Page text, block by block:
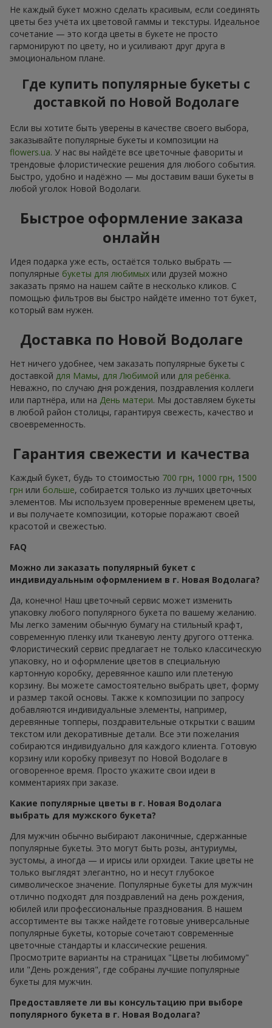
Не каждый букет можно сделать красивым, если соединять
цветы без учёта их цветовой гаммы и текстуры. Идеальное
сочетание — это когда цветы в букете не просто
гармонируют по цвету, но и усиливают друг друга в
эмоциональном плане.
Где купить популярные букеты с
доставкой по Новой Водолаге
Если вы хотите быть уверены в качестве своего выбора,
заказывайте популярные букеты и композиции на
flowers.ua. У нас вы найдёте все цветочные фавориты и
трендовые флористические решения для любого события.
Быстро, удобно и надёжно — мы доставим ваши букеты в
любой уголок Новой Водолаги.
Быстрое оформление заказа
онлайн
Идея подарка уже есть, остаётся только выбрать —
популярные букеты для любимых или друзей можно
заказать прямо на нашем сайте в несколько кликов. С
помощью фильтров вы быстро найдёте именно тот букет,
который вам нужен.
Доставка по Новой Водолаге
Нет ничего удобнее, чем заказать популярные букеты с
доставкой для Мамы, для Любимой или для ребёнка.
Неважно, по случаю дня рождения, поздравления коллеги
или партнёра, или на День матери. Мы доставляем букеты
в любой район столицы, гарантируя свежесть, качество и
своевременность.
Гарантия свежести и качества
Каждый букет, будь то стоимостью 700 грн, 1000 грн, 1500
грн или больше, собирается только из лучших цветочных
элементов. Мы используем проверенные временем цветы,
и вы получаете композиции, которые поражают своей
красотой и свежестью.
FAQ
Можно ли заказать популярный букет с
индивидуальным оформлением в г. Новая Водолага?
Да, конечно! Наш цветочный сервис может изменить
упаковку любого популярного букета по вашему желанию.
Мы легко заменим обычную бумагу на стильный крафт,
современную пленку или тканевую ленту другого оттенка.
Флористический сервис предлагает не только классическую
упаковку, но и оформление цветов в специальную
картонную коробку, деревянное кашпо или плетеную
корзину. Вы можете самостоятельно выбрать цвет, форму
и размер такой основы. Также к композиции по запросу
добавляются индивидуальные элементы, например,
деревянные топперы, поздравительные открытки с вашим
текстом или декоративные детали. Все эти пожелания
собираются индивидуально для каждого клиента. Готовую
корзину или коробку привезут по Новой Водолаге в
оговоренное время. Просто укажите свои идеи в
комментариях при заказе.
Какие популярные цветы в г. Новая Водолага
выбрать для мужского букета?
Для мужчин обычно выбирают лаконичные, сдержанные
популярные букеты. Это могут быть розы, антуриумы,
эустомы, а иногда — и ирисы или орхидеи. Такие цветы не
только выглядят элегантно, но и несут глубокое
символическое значение. Популярные букеты для мужчин
отлично подходят для поздравлений на день рождения,
юбилей или профессиональные празднования. В нашем
ассортименте вы также найдете готовые универсальные
популярные букеты, которые сочетают современные
цветочные стандарты и классические решения.
Просмотрите варианты на страницах "Цветы любимому"
или "День рождения", где собраны лучшие популярные
букеты для мужчин.
Предоставляете ли вы консультацию при выборе
популярного букета в г. Новая Водолага?